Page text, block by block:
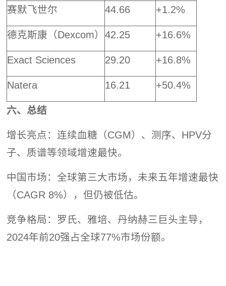
赛默飞世尔 44.66 +1.2%
德克斯康（Dexcom） 42.25 +16.6%
Exact Sciences 29.20 +16.8%
Natera 16.21 +50.4%
六、总结
增长亮点：连续血糖（CGM）、测序、HPV分
子、质谱等领域增速最快。
中国市场：全球第三大市场，未来五年增速最快
（CAGR 8%），但仍被低估。
竞争格局：罗氏、雅培、丹纳赫三巨头主导，
2024年前20强占全球77%市场份额。